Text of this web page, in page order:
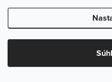
Copyright 2026HappyHairShop